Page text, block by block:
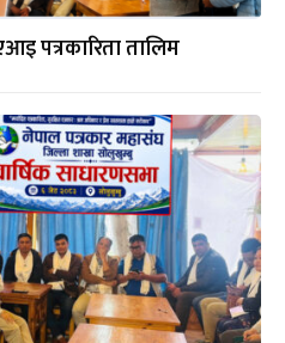
पत्रकारिता तालिम